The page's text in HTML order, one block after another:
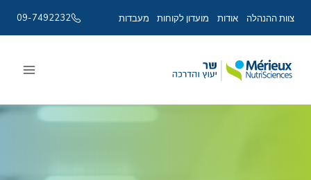
צוות ההנהלה אודות מועדון לקוחות מעבדות 09-7492232
content